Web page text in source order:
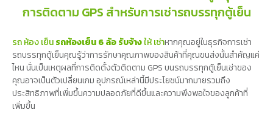
การติดตาม GPS สำหรับการเช่ารถบรรทุกตู้เย็น
รถ ห้อง เย็นรถห้องเย็น 6 ล้อ รับจ้างให้ เช่าหากคุณอยู่ในธุรกิจการเช่า
รถบรรทุกตู้เย็นคุณรู้ว่าการรักษาคุณภาพของสินค้าที่คุณขนส่งนั้นสำคัญแค่
ไหน นั่นเป็นเหตุผลที่การติดตั้งตัวติดตาม GPS บนรถบรรทุกตู้เย็นเช่าของ
คุณอาจเป็นตัวเปลี่ยนเกม อุปกรณ์เหล่านี้มีประโยชน์มากมายรวมถึง
ประสิทธิภาพที่เพิ่มขึ้นความปลอดภัยที่ดีขึ้นและความพึงพอใจของลูกค้าที่
เพิ่มขึ้น